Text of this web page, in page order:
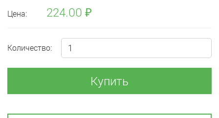
Цена: 224.00 ₽
Количество:
Купить